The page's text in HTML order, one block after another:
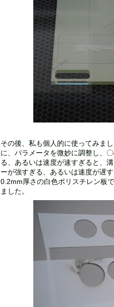
その後、私も個人的に使ってみま
に、パラメータを微妙に調整し、
る、あるいは速度が速すぎると、
ーが強すぎる、あるいは速度が遅
0.2mm厚さの白色ポリスチレン板
ました。